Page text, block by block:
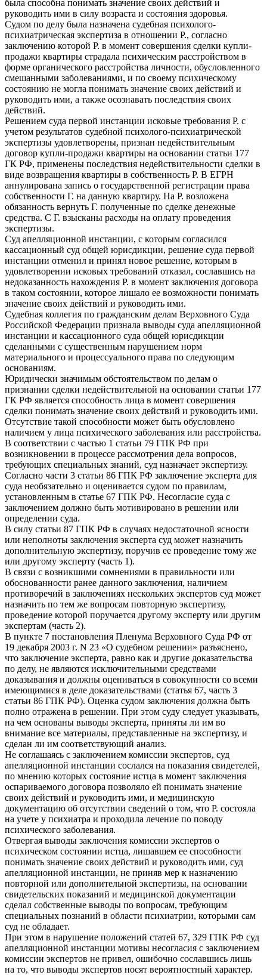
была способна понимать значение своих действий и
руководить ими в силу возраста и состояния здоровья.
Судом по делу была назначена судебная психолого-
психиатрическая экспертиза в отношении Р., согласно
заключению которой Р. в момент совершения сделки купли-
продажи квартиры страдала психическим расстройством в
форме органического расстройства личности, обусловленного
смешанными заболеваниями, и по своему психическому
состоянию не могла понимать значение своих действий и
руководить ими, а также осознавать последствия своих
действий.
Решением суда первой инстанции исковые требования Р. с
учетом результатов судебной психолого-психиатрической
экспертизы удовлетворены, признан недействительным
договор купли-продажи квартиры на основании статьи 177
ГК РФ, применены последствия недействительности сделки в
виде возвращения квартиры в собственность Р. В ЕГРН
аннулирована запись о государственной регистрации права
собственности Г. на данную квартиру. На Р. возложена
обязанность вернуть Г. полученные по сделке денежные
средства. С Г. взысканы расходы на оплату проведения
экспертизы.
Суд апелляционной инстанции, с которым согласился
кассационный суд общей юрисдикции, решение суда первой
инстанции отменил и принял новое решение, которым в
удовлетворении исковых требований отказал, сославшись на
недоказанность нахождения Р. в момент заключения договора
в таком состоянии, которое лишало ее возможности понимать
значение своих действий и руководить ими.
Судебная коллегия по гражданским делам Верховного Суда
Российской Федерации признала выводы суда апелляционной
инстанции и кассационного суда общей юрисдикции
сделанными с существенным нарушением норм
материального и процессуального права по следующим
основаниям.
Юридически значимым обстоятельством по делам о
признании сделки недействительной на основании статьи 177
ГК РФ является способность лица в момент совершения
сделки понимать значение своих действий и руководить ими.
Отсутствие такой способности может быть обусловлено
наличием у лица психического заболевания или расстройства.
В соответствии с частью 1 статьи 79 ГПК РФ при
возникновении в процессе рассмотрения дела вопросов,
требующих специальных знаний, суд назначает экспертизу.
Согласно части 3 статьи 86 ГПК РФ заключение эксперта для
суда необязательно и оценивается судом по правилам,
установленным в статье 67 ГПК РФ. Несогласие суда с
заключением должно быть мотивировано в решении или
определении суда.
В силу статьи 87 ГПК РФ в случаях недостаточной ясности
или неполноты заключения эксперта суд может назначить
дополнительную экспертизу, поручив ее проведение тому же
или другому эксперту (часть 1).
В связи с возникшими сомнениями в правильности или
обоснованности ранее данного заключения, наличием
противоречий в заключениях нескольких экспертов суд может
назначить по тем же вопросам повторную экспертизу,
проведение которой поручается другому эксперту или другим
экспертам (часть 2).
В пункте 7 постановления Пленума Верховного Суда РФ от
19 декабря 2003 г. N 23 «О судебном решении» разъяснено,
что заключение эксперта, равно как и другие доказательства
по делу, не являются исключительными средствами
доказывания и должны оцениваться в совокупности со всеми
имеющимися в деле доказательствами (статья 67, часть 3
статьи 86 ГПК РФ). Оценка судом заключения должна быть
полно отражена в решении. При этом суду следует указывать,
на чем основаны выводы эксперта, приняты ли им во
внимание все материалы, представленные на экспертизу, и
сделан ли им соответствующий анализ.
Не соглашаясь с заключением комиссии экспертов, суд
апелляционной инстанции сослался на показания свидетелей,
по мнению которых состояние истца в момент заключения
оспариваемого договора позволяло ей понимать значение
своих действий и руководить ими, и медицинскую
документацию об отсутствии сведений о том, что Р. состояла
на учете у психиатра и проходила лечение по поводу
психического заболевания.
Отвергая выводы заключения комиссии экспертов о
психическом состоянии истца, лишавшем ее способности
понимать значение своих действий и руководить ими, суд
апелляционной инстанции, не приняв мер к назначению
повторной или дополнительной экспертизы, на основании
свидетельских показаний и медицинской документации
сделал собственные выводы по вопросам, требующим
специальных познаний в области психиатрии, которыми сам
суд не обладает.
При этом в нарушение положений статей 67, 329 ГПК РФ суд
апелляционной инстанции мотивы несогласия с заключением
комиссии экспертов не привел, ошибочно сославшись лишь
на то, что выводы экспертов носят вероятностный характер.